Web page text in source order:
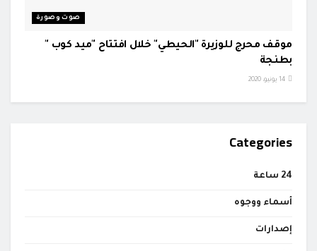
صوت وصورة
موقف محرج للوزيرة "الحيطي" خلال افتتاح "ميد كوب "
بطنجة
Categories
24 ساعة
أسماء ووجوه
إصدارات